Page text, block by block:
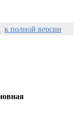
к полной версии